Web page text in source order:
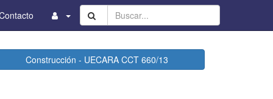
Buscar...
Construcción - UECARA CCT 660/13